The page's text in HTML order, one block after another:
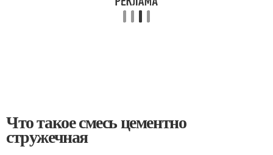
Что такое смесь цементно
стружечная